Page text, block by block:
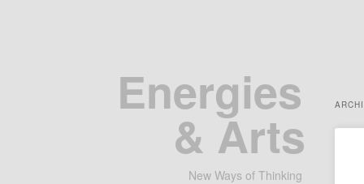
Energies
& Arts
New Ways of Thinking